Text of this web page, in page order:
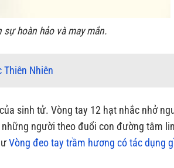
hoàn hảo và may mắn.
Thiên Nhiên
sinh tử. Vòng tay 12 hạt nhắc nhở
người theo đuổi con đường tâm
Vòng đeo tay trầm hương có tác dụng